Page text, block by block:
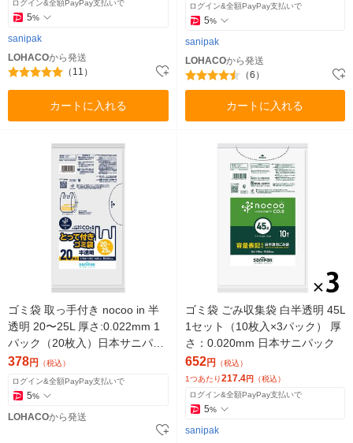
ログイン&全額PayPay支払いで
5%
sanipak
LOHACOから発送
（11）
カートに入れる
ログイン&全額PayPay支払いで
5%
sanipak
LOHACOから発送
（6）
カートに入れる
ゴミ袋 取っ手付き nocoo in 半
透明 20〜25L 厚さ:0.022mm 1
パック（20枚入）日本サニパッ
ク
378円 （税込）
ログイン&全額PayPay支払いで
5%
LOHACOから発送
ゴミ袋 ごみ収集袋 白半透明 45L
1セット（10枚入×3パック） 厚
さ：0.020mm 日本サニパック
652円
（税込）
1つあたり217.4円 （税込）
ログイン&全額PayPay支払いで
5%
sanipak